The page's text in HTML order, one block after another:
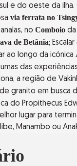
e do oeste da
via ferrata no
no Comboio
de Betânia; Escalar
ao longo da icónica
das
a região de
granito em busca
do Propithecus
lugar para
Manambo ou